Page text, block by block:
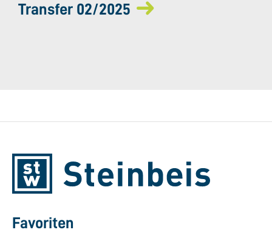
Transfer 02/2025
Favoriten